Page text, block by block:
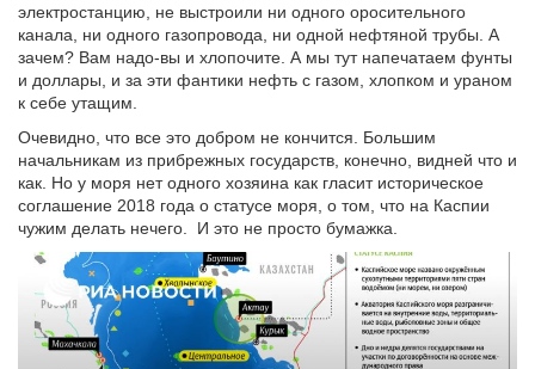
электростанцию, не выстроили ни одного оросительного
канала, ни одного газопровода, ни одной нефтяной трубы. А
зачем? Вам надо-вы и хлопочите. А мы тут напечатаем фунты
и доллары, и за эти фантики нефть с газом, хлопком и ураном
к себе утащим.
Очевидно, что все это добром не кончится. Большим
начальникам из прибрежных государств, конечно, видней что и
как. Но у моря нет одного хозяина как гласит историческое
соглашение 2018 года о статусе моря, о том, что на Каспии
чужим делать нечего. И это не просто бумажка.